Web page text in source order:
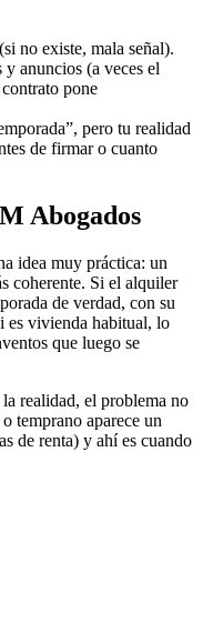
no existe, mala señal).
y anuncios (a veces el
pone
pero tu realidad
de firmar o cuanto
Abogados
idea muy práctica: un
coherente. Si el alquiler
de verdad, con su
es vivienda habitual, lo
que luego se
realidad, el problema no
temprano aparece un
de renta) y ahí es cuando